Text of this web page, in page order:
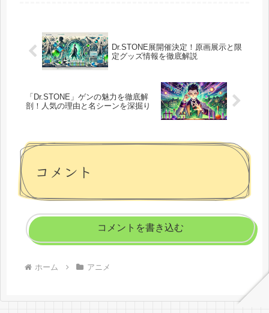
Dr.STONE展開催決定！原画展示と限
定グッズ情報を徹底解説
「Dr.STONE」ゲンの魅力を徹底解
剖！人気の理由と名シーンを深掘り
コメント
コメントを書き込む
ホーム アニメ